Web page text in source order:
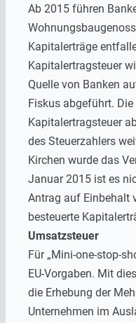
Ab 2015 führen
Kapitalerträge
Kapitalertragsteuer
Quelle von Banken
Fiskus abgeführt.
Kapitalertragsteuer
des Steuerzahlers
Kirchen wurde das
Januar 2015 ist es
Antrag auf Einbehalt
besteuerte
Umsatzsteuer
Für „Mini-one-stop-
EU-Vorgaben. Mit
die Erhebung der
Unternehmen im